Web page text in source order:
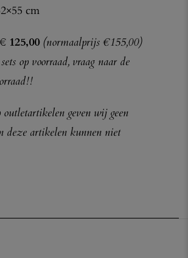
cm
125,00 (normaalprijs €155,00)
op voorraad, vraag naar de
geven wij geen
deze artikelen kunnen niet